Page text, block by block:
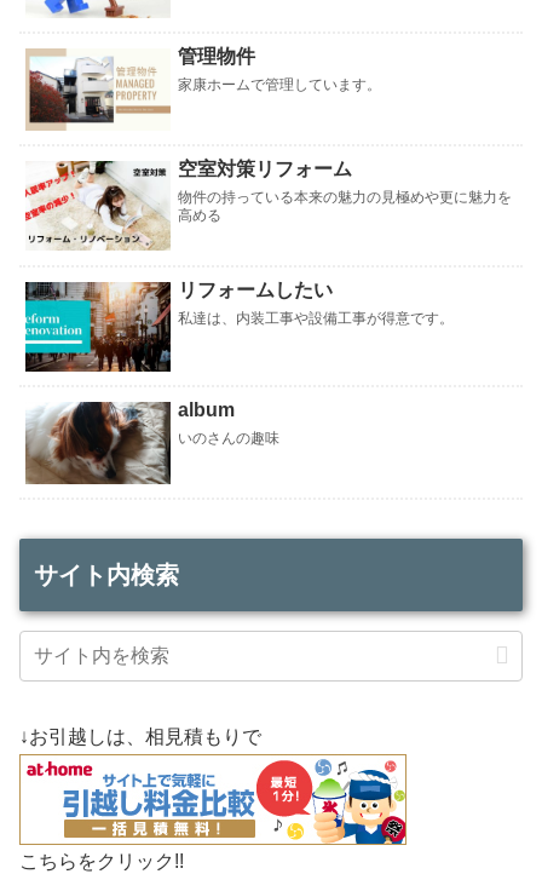
管理物件
家康ホームで管理しています。
空室対策リフォーム
物件の持っている本来の魅力の見極めや更に魅力を
高める
リフォームしたい
私達は、内装工事や設備工事が得意です。
album
いのさんの趣味
サイト内検索
↓お引越しは、相見積もりで
こちらをクリック!!